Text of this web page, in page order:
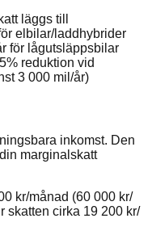
läggs till
elbilar/laddhybrider
för lågutsläppsbilar
reduktion vid
3 000 mil/år)
inkomst. Den
marginalskatt
kr/månad (60 000 kr/
skatten cirka 19 200 kr/